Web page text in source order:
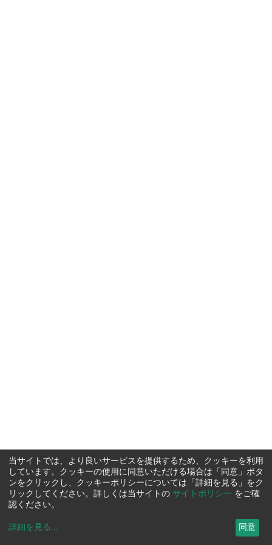
当サイトでは、より良いサービスを提供するため、クッキーを利用
しています。クッキーの使用に同意いただける場合は「同意」ボタ
ンをクリックし、クッキーポリシーについては「詳細を見る」をク
リックしてください。詳しくは当サイトの サイトポリシー をご確
認ください。
詳細を見る ... 同意